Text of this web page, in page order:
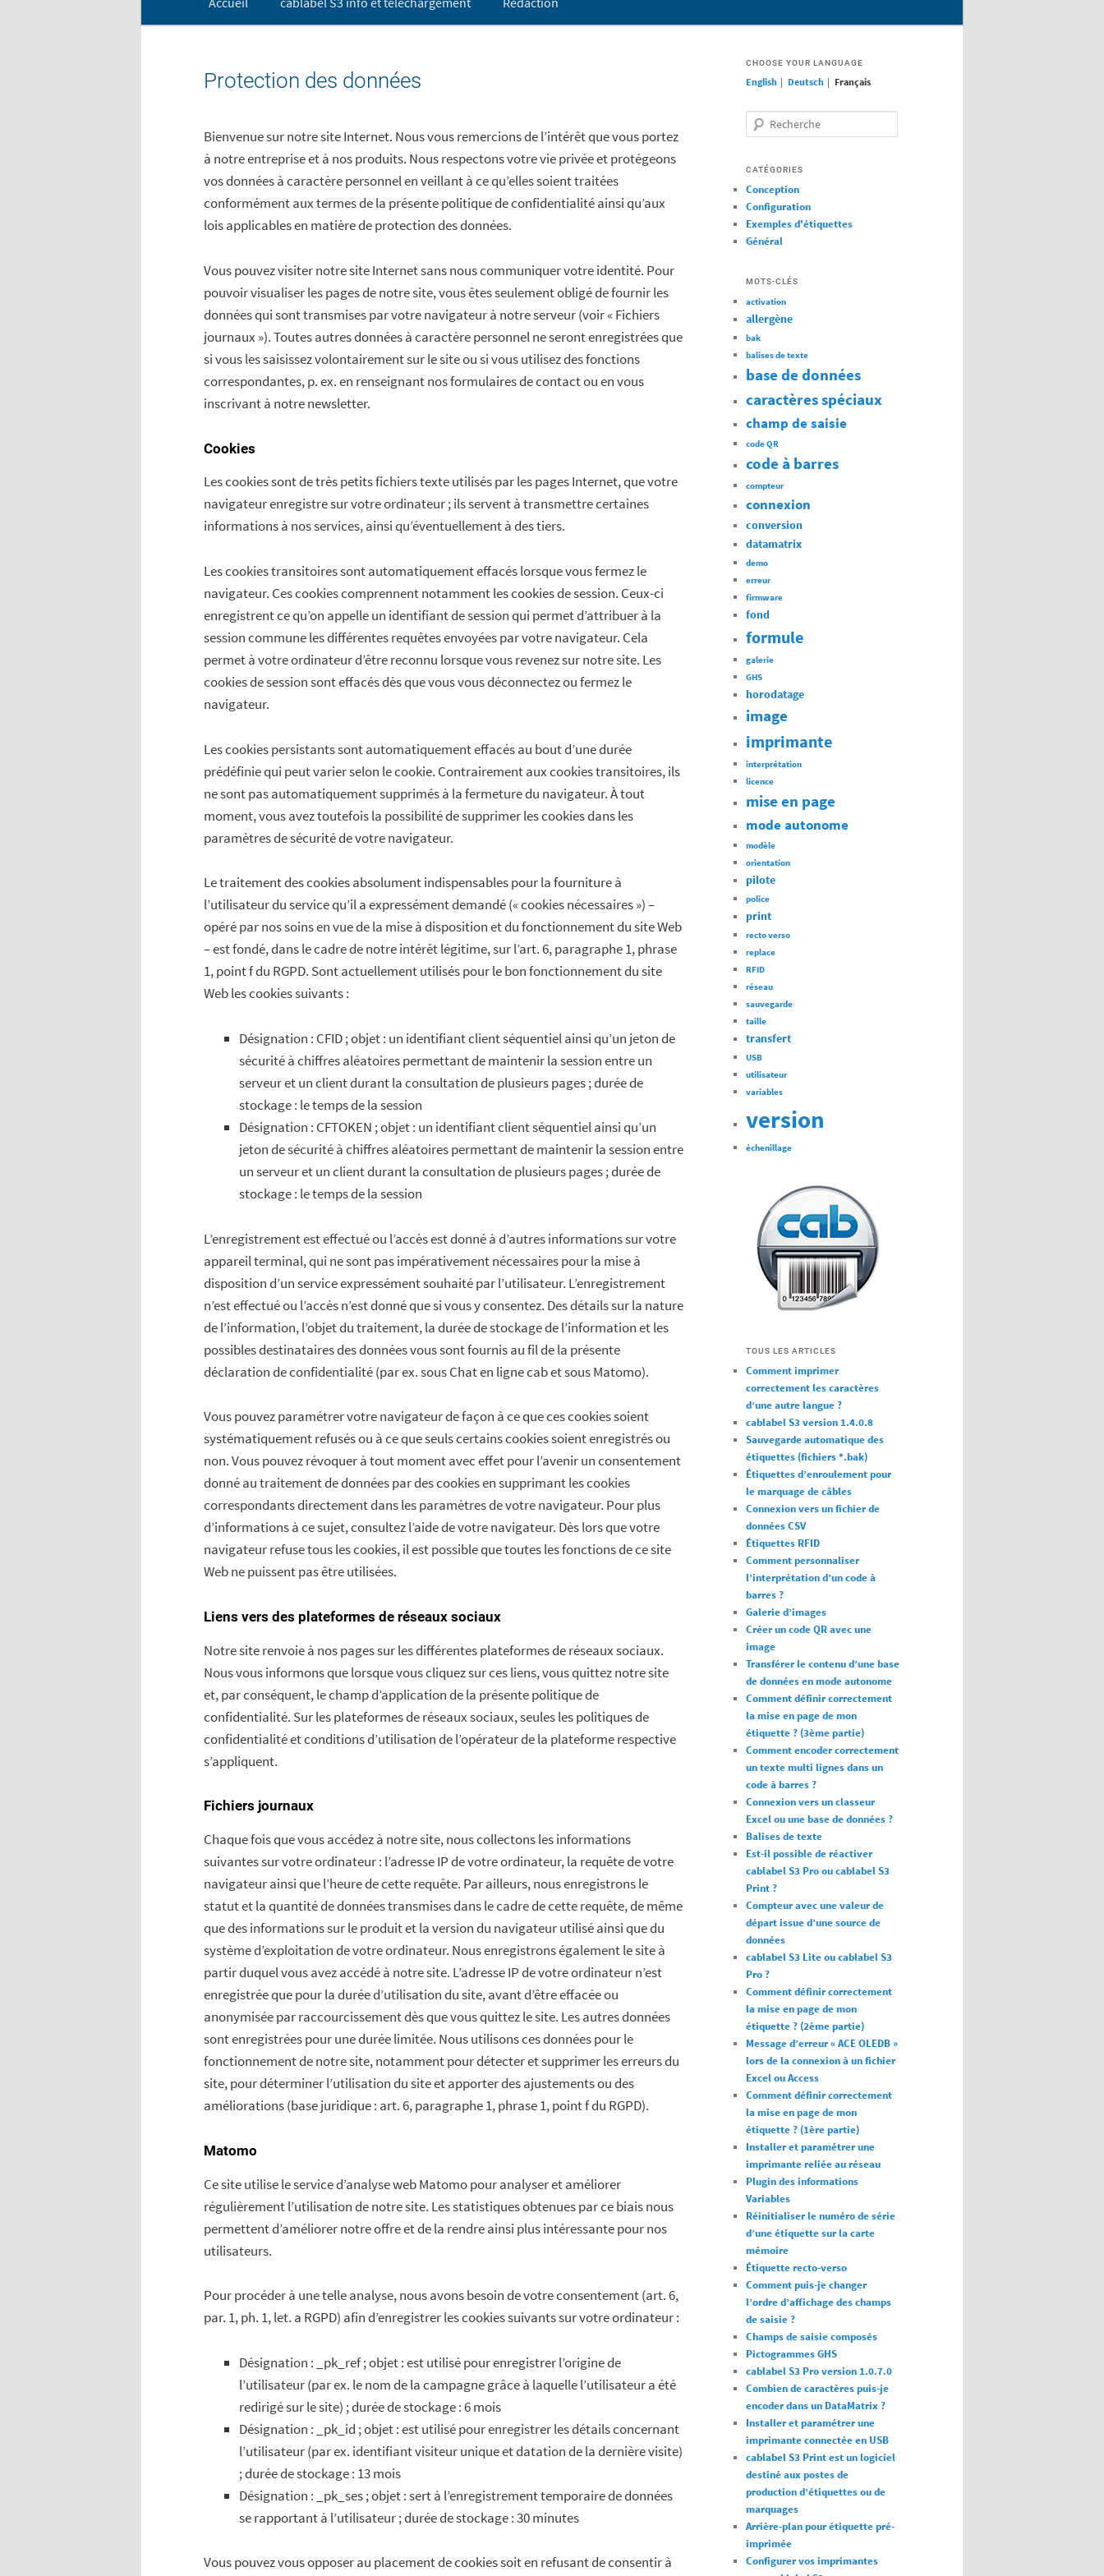
Aller au contenu principal
Aller au contenu secondaire
Protection des données
Bienvenue sur notre site Internet. Nous vous remercions de l’intérêt que vous portez
à notre entreprise et à nos produits. Nous respectons votre vie privée et protégeons
vos données à caractère personnel en veillant à ce qu’elles soient traitées
conformément aux termes de la présente politique de confidentialité ainsi qu’aux
lois applicables en matière de protection des données.
Vous pouvez visiter notre site Internet sans nous communiquer votre identité. Pour
pouvoir visualiser les pages de notre site, vous êtes seulement obligé de fournir les
données qui sont transmises par votre navigateur à notre serveur (voir « Fichiers
journaux »). Toutes autres données à caractère personnel ne seront enregistrées que
si vous les saisissez volontairement sur le site ou si vous utilisez des fonctions
correspondantes, p. ex. en renseignant nos formulaires de contact ou en vous
inscrivant à notre newsletter.
Cookies
Les cookies sont de très petits fichiers texte utilisés par les pages Internet, que votre
navigateur enregistre sur votre ordinateur ; ils servent à transmettre certaines
informations à nos services, ainsi qu’éventuellement à des tiers.
Les cookies transitoires sont automatiquement effacés lorsque vous fermez le
navigateur. Ces cookies comprennent notamment les cookies de session. Ceux-ci
enregistrent ce qu’on appelle un identifiant de session qui permet d’attribuer à la
session commune les différentes requêtes envoyées par votre navigateur. Cela
permet à votre ordinateur d’être reconnu lorsque vous revenez sur notre site. Les
cookies de session sont effacés dès que vous vous déconnectez ou fermez le
navigateur.
Les cookies persistants sont automatiquement effacés au bout d’une durée
prédéfinie qui peut varier selon le cookie. Contrairement aux cookies transitoires, ils
ne sont pas automatiquement supprimés à la fermeture du navigateur. À tout
moment, vous avez toutefois la possibilité de supprimer les cookies dans les
paramètres de sécurité de votre navigateur.
Le traitement des cookies absolument indispensables pour la fourniture à
l’utilisateur du service qu’il a expressément demandé (« cookies nécessaires ») –
opéré par nos soins en vue de la mise à disposition et du fonctionnement du site Web
– est fondé, dans le cadre de notre intérêt légitime, sur l’art. 6, paragraphe 1, phrase
1, point f du RGPD. Sont actuellement utilisés pour le bon fonctionnement du site
Web les cookies suivants :
Désignation : CFID ; objet : un identifiant client séquentiel ainsi qu’un jeton de
sécurité à chiffres aléatoires permettant de maintenir la session entre un
serveur et un client durant la consultation de plusieurs pages ; durée de
stockage : le temps de la session
Désignation : CFTOKEN ; objet : un identifiant client séquentiel ainsi qu’un
jeton de sécurité à chiffres aléatoires permettant de maintenir la session entre
un serveur et un client durant la consultation de plusieurs pages ; durée de
stockage : le temps de la session
L’enregistrement est effectué ou l’accès est donné à d’autres informations sur votre
appareil terminal, qui ne sont pas impérativement nécessaires pour la mise à
disposition d’un service expressément souhaité par l’utilisateur. L’enregistrement
n’est effectué ou l’accès n’est donné que si vous y consentez. Des détails sur la nature
de l’information, l’objet du traitement, la durée de stockage de l’information et les
possibles destinataires des données vous sont fournis au fil de la présente
déclaration de confidentialité (par ex. sous Chat en ligne cab et sous Matomo).
Vous pouvez paramétrer votre navigateur de façon à ce que ces cookies soient
systématiquement refusés ou à ce que seuls certains cookies soient enregistrés ou
non. Vous pouvez révoquer à tout momentavec effet pour l’avenirun consentement
donné au traitement de données par des cookies en supprimant les cookies
correspondants directement dans les paramètres de votre navigateur. Pour plus
d’informations à ce sujet, consultez l’aide de votre navigateur. Dès lors que votre
navigateur refuse tous les cookies, il est possible que toutes les fonctions de ce site
Web ne puissent pas être utilisées.
Liens vers des plateformes de réseaux sociaux
Notre site renvoie à nos pages sur les différentes plateformes de réseaux sociaux.
Nous vous informons que lorsque vous cliquez sur ces liens, vous quittez notre site
et, par conséquent, le champ d’application de la présente politique de
confidentialité. Sur les plateformes de réseaux sociaux, seules les politiques de
confidentialité et conditions d’utilisation de l’opérateur de la plateforme respective
s’appliquent.
Fichiers journaux
Chaque fois que vous accédez à notre site, nous collectons les informations
suivantes sur votre ordinateur : l’adresse IP de votre ordinateur, la requête de votre
navigateur ainsi que l’heure de cette requête. Par ailleurs, nous enregistrons le
statut et la quantité de données transmises dans le cadre de cette requête, de même
que des informations sur le produit et la version du navigateur utilisé ainsi que du
système d’exploitation de votre ordinateur. Nous enregistrons également le site à
partir duquel vous avez accédé à notre site. L’adresse IP de votre ordinateur n’est
enregistrée que pour la durée d’utilisation du site, avant d’être effacée ou
anonymisée par raccourcissement dès que vous quittez le site. Les autres données
sont enregistrées pour une durée limitée. Nous utilisons ces données pour le
fonctionnement de notre site, notamment pour détecter et supprimer les erreurs du
site, pour déterminer l’utilisation du site et apporter des ajustements ou des
améliorations (base juridique : art. 6, paragraphe 1, phrase 1, point f du RGPD).
Matomo
Ce site utilise le service d’analyse web Matomo pour analyser et améliorer
régulièrement l’utilisation de notre site. Les statistiques obtenues par ce biais nous
permettent d’améliorer notre offre et de la rendre ainsi plus intéressante pour nos
utilisateurs.
Pour procéder à une telle analyse, nous avons besoin de votre consentement (art. 6,
par. 1, ph. 1, let. a RGPD) afin d’enregistrer les cookies suivants sur votre ordinateur :
Désignation : _pk_ref ; objet : est utilisé pour enregistrer l’origine de
l’utilisateur (par ex. le nom de la campagne grâce à laquelle l’utilisateur a été
redirigé sur le site) ; durée de stockage : 6 mois
Désignation : _pk_id ; objet : est utilisé pour enregistrer les détails concernant
l’utilisateur (par ex. identifiant visiteur unique et datation de la dernière visite)
; durée de stockage : 13 mois
Désignation : _pk_ses ; objet : sert à l’enregistrement temporaire de données
se rapportant à l’utilisateur ; durée de stockage : 30 minutes
Vous pouvez vous opposer au placement de cookies soit en refusant de consentir à
CHOOSE YOUR LANGUAGE
English | Deutsch | Français
Recherche
CATÉGORIES
Conception
Configuration
Exemples d'étiquettes
Général
MOTS-CLÉS
activation
allergène
bak
balises de texte
base de données
caractères spéciaux
champ de saisie
code QR
code à barres
compteur
connexion
conversion
datamatrix
demo
erreur
firmware
fond
formule
galerie
GHS
horodatage
image
imprimante
interprétation
licence
mise en page
mode autonome
modèle
orientation
pilote
police
print
recto verso
replace
RFID
réseau
sauvegarde
taille
transfert
USB
utilisateur
variables
version
échenillage
TOUS LES ARTICLES
Comment imprimer
correctement les caractères
d’une autre langue ?
cablabel S3 version 1.4.0.8
Sauvegarde automatique des
étiquettes (fichiers *.bak)
Étiquettes d’enroulement pour
le marquage de câbles
Connexion vers un fichier de
données CSV
Étiquettes RFID
Comment personnaliser
l’interprétation d’un code à
barres ?
Galerie d’images
Créer un code QR avec une
image
Transférer le contenu d’une base
de données en mode autonome
Comment définir correctement
la mise en page de mon
étiquette ? (3ème partie)
Comment encoder correctement
un texte multi lignes dans un
code à barres ?
Connexion vers un classeur
Excel ou une base de données ?
Balises de texte
Est-il possible de réactiver
cablabel S3 Pro ou cablabel S3
Print ?
Compteur avec une valeur de
départ issue d’une source de
données
cablabel S3 Lite ou cablabel S3
Pro ?
Comment définir correctement
la mise en page de mon
étiquette ? (2ème partie)
Message d’erreur « ACE OLEDB »
lors de la connexion à un fichier
Excel ou Access
Comment définir correctement
la mise en page de mon
étiquette ? (1ère partie)
Installer et paramétrer une
imprimante reliée au réseau
Plugin des informations
Variables
Réinitialiser le numéro de série
d’une étiquette sur la carte
mémoire
Étiquette recto-verso
Comment puis-je changer
l’ordre d’affichage des champs
de saisie ?
Champs de saisie composés
Pictogrammes GHS
cablabel S3 Pro version 1.0.7.0
Combien de caractères puis-je
encoder dans un DataMatrix ?
Installer et paramétrer une
imprimante connectée en USB
cablabel S3 Print est un logiciel
destiné aux postes de
production d’étiquettes ou de
marquages
Arrière-plan pour étiquette pré-
imprimée
Configurer vos imprimantes